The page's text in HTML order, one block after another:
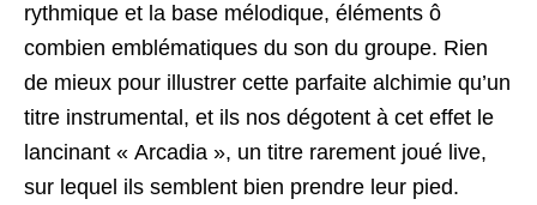
rythmique et la base mélodique, éléments ô
combien emblématiques du son du groupe. Rien
de mieux pour illustrer cette parfaite alchimie qu’un
titre instrumental, et ils nos dégotent à cet effet le
lancinant « Arcadia », un titre rarement joué live,
sur lequel ils semblent bien prendre leur pied.